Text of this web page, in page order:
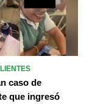
caso de
que ingresó